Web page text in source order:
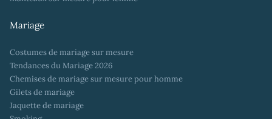
Mariage
Costumes de mariage sur mesure
Tendances du Mariage 2026
Chemises de mariage sur mesure pour homme
Gilets de mariage
Jaquette de mariage